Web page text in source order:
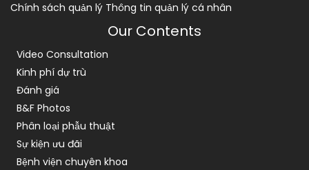
Chính sách quản lý Thông tin quản lý cá nhân
Our Contents
Video Consultation
Kinh phí dự trù
Đánh giá
B&F Photos
Phân loại phẫu thuật
Sự kiện ưu đãi
Bệnh viện chuyên khoa